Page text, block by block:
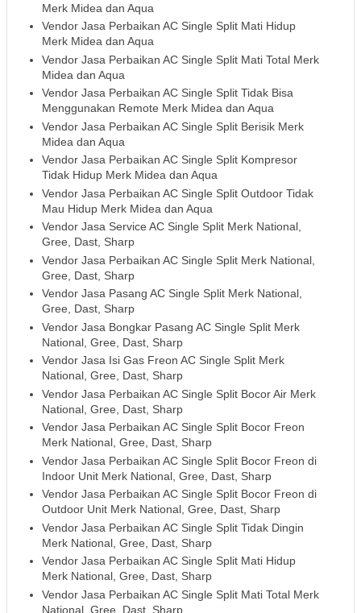
Merk Midea dan Aqua
Vendor Jasa Perbaikan AC Single Split Mati Hidup
Merk Midea dan Aqua
Vendor Jasa Perbaikan AC Single Split Mati Total Merk
Midea dan Aqua
Vendor Jasa Perbaikan AC Single Split Tidak Bisa
Menggunakan Remote Merk Midea dan Aqua
Vendor Jasa Perbaikan AC Single Split Berisik Merk
Midea dan Aqua
Vendor Jasa Perbaikan AC Single Split Kompresor
Tidak Hidup Merk Midea dan Aqua
Vendor Jasa Perbaikan AC Single Split Outdoor Tidak
Mau Hidup Merk Midea dan Aqua
Vendor Jasa Service AC Single Split Merk National,
Gree, Dast, Sharp
Vendor Jasa Perbaikan AC Single Split Merk National,
Gree, Dast, Sharp
Vendor Jasa Pasang AC Single Split Merk National,
Gree, Dast, Sharp
Vendor Jasa Bongkar Pasang AC Single Split Merk
National, Gree, Dast, Sharp
Vendor Jasa Isi Gas Freon AC Single Split Merk
National, Gree, Dast, Sharp
Vendor Jasa Perbaikan AC Single Split Bocor Air Merk
National, Gree, Dast, Sharp
Vendor Jasa Perbaikan AC Single Split Bocor Freon
Merk National, Gree, Dast, Sharp
Vendor Jasa Perbaikan AC Single Split Bocor Freon di
Indoor Unit Merk National, Gree, Dast, Sharp
Vendor Jasa Perbaikan AC Single Split Bocor Freon di
Outdoor Unit Merk National, Gree, Dast, Sharp
Vendor Jasa Perbaikan AC Single Split Tidak Dingin
Merk National, Gree, Dast, Sharp
Vendor Jasa Perbaikan AC Single Split Mati Hidup
Merk National, Gree, Dast, Sharp
Vendor Jasa Perbaikan AC Single Split Mati Total Merk
National, Gree, Dast, Sharp